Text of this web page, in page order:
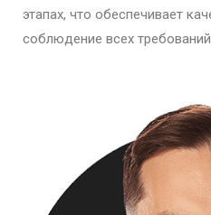
этапах, что обеспечивает
соблюдение всех